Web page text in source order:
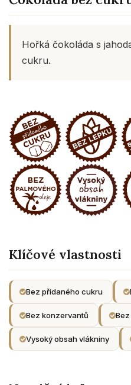
Hořká čokoláda s
cukru.
Klíčové vlastnosti
Bez přidaného cukru
Bez konzervantů
Vysoký obsah vlákniny